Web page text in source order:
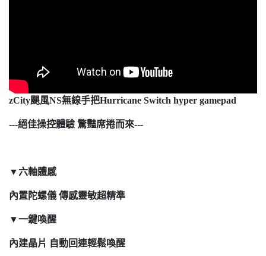
zCity颶風NS無線手把Hurricane Switch hyper gamepad
---絕佳操控體驗 驚豔席捲而來---
▼六軸體感
內置陀螺儀 傳感靈敏超精準
▼一鍵喚醒
內建晶片 自動回連輕鬆喚醒